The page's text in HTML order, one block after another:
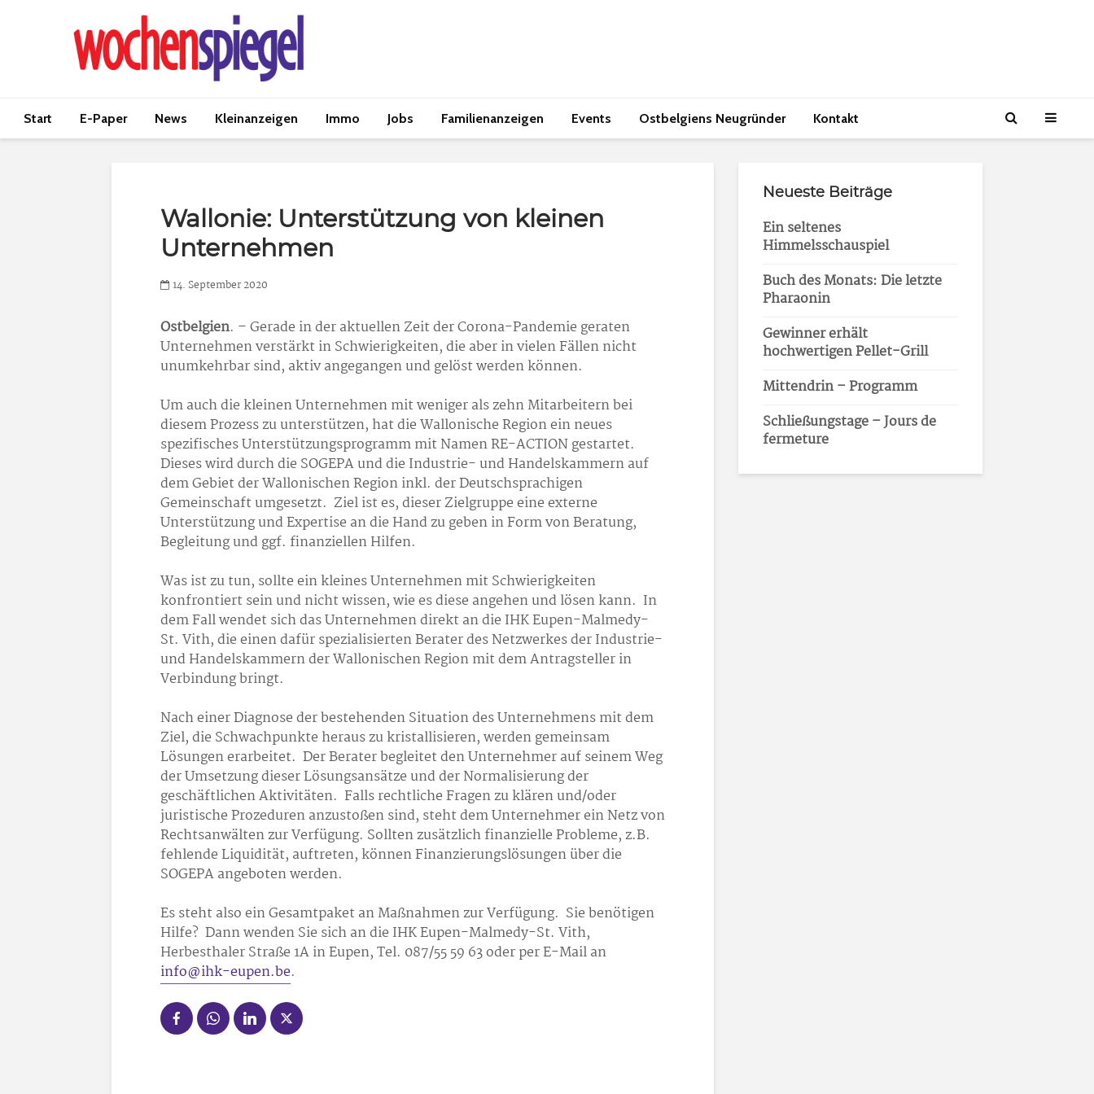
Start E-Paper News Kleinanzeigen Immo Jobs Familienanzeigen Events Ostbelgiens Neugründer Kontakt
Wallonie: Unterstützung von kleinen
Unternehmen
14. September 2020
Ostbelgien. – Gerade in der aktuellen Zeit der Corona-Pandemie geraten
Unternehmen verstärkt in Schwierigkeiten, die aber in vielen Fällen nicht
unumkehrbar sind, aktiv angegangen und gelöst werden können.
Um auch die kleinen Unternehmen mit weniger als zehn Mitarbeitern bei
diesem Prozess zu unterstützen, hat die Wallonische Region ein neues
spezifisches Unterstützungsprogramm mit Namen RE-ACTION gestartet.
Dieses wird durch die SOGEPA und die Industrie- und Handelskammern auf
dem Gebiet der Wallonischen Region inkl. der Deutschsprachigen
Gemeinschaft umgesetzt. Ziel ist es, dieser Zielgruppe eine externe
Unterstützung und Expertise an die Hand zu geben in Form von Beratung,
Begleitung und ggf. finanziellen Hilfen.
Was ist zu tun, sollte ein kleines Unternehmen mit Schwierigkeiten
konfrontiert sein und nicht wissen, wie es diese angehen und lösen kann. In
dem Fall wendet sich das Unternehmen direkt an die IHK Eupen-Malmedy-
St. Vith, die einen dafür spezialisierten Berater des Netzwerkes der Industrie-
und Handelskammern der Wallonischen Region mit dem Antragsteller in
Verbindung bringt.
Nach einer Diagnose der bestehenden Situation des Unternehmens mit dem
Ziel, die Schwachpunkte heraus zu kristallisieren, werden gemeinsam
Lösungen erarbeitet. Der Berater begleitet den Unternehmer auf seinem Weg
der Umsetzung dieser Lösungsansätze und der Normalisierung der
geschäftlichen Aktivitäten. Falls rechtliche Fragen zu klären und/oder
juristische Prozeduren anzustoßen sind, steht dem Unternehmer ein Netz von
Rechtsanwälten zur Verfügung. Sollten zusätzlich finanzielle Probleme, z.B.
fehlende Liquidität, auftreten, können Finanzierungslösungen über die
SOGEPA angeboten werden.
Es steht also ein Gesamtpaket an Maßnahmen zur Verfügung. Sie benötigen
Hilfe? Dann wenden Sie sich an die IHK Eupen-Malmedy-St. Vith,
Herbesthaler Straße 1A in Eupen, Tel. 087/55 59 63 oder per E-Mail an
info@ihk-eupen.be.
Neueste Beiträge
Ein seltenes
Himmelsschauspiel
Buch des Monats: Die letzte
Pharaonin
Gewinner erhält
hochwertigen Pellet-Grill
Mittendrin – Programm
Schließungstage – Jours de
fermeture